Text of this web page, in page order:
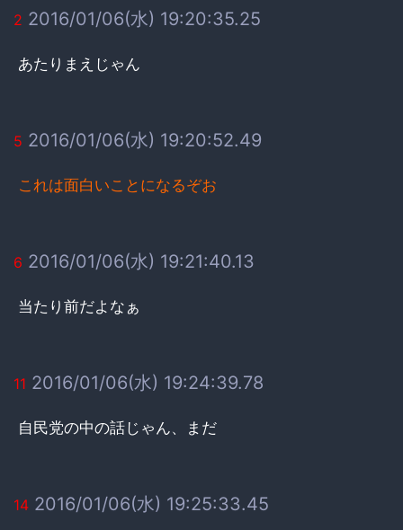
2 2016/01/06(水) 19:20:35.25
あたりまえじゃん
5 2016/01/06(水) 19:20:52.49
これは面白いことになるぞお
6 2016/01/06(水) 19:21:40.13
当たり前だよなぁ
11 2016/01/06(水) 19:24:39.78
自民党の中の話じゃん、まだ
14 2016/01/06(水) 19:25:33.45